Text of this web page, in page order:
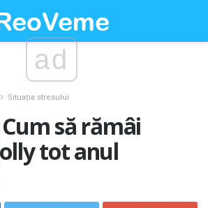
ad
Situația stresului
să rămâi
tot anul